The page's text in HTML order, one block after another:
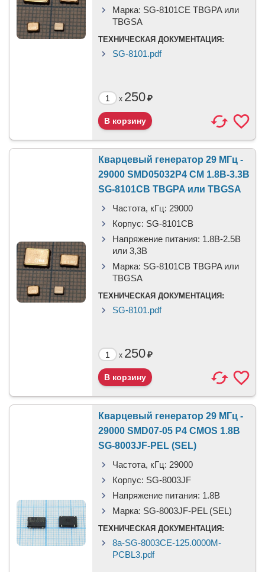
Марка: SG-8101CE TBGPA или
TBGSA
ТЕХНИЧЕСКАЯ ДОКУМЕНТАЦИЯ:
SG-8101.pdf
x 250₽
Кварцевый генератор 29 МГц -
29000 SMD05032P4 CM 1.8В-3.3В
SG-8101CB TBGPA или TBGSA
Частота, кГц: 29000
Корпус: SG-8101CB
Напряжение питания: 1.8В-2.5B
или 3,3B
Марка: SG-8101CB TBGPA или
TBGSA
ТЕХНИЧЕСКАЯ ДОКУМЕНТАЦИЯ:
SG-8101.pdf
x 250₽
Кварцевый генератор 29 МГц -
29000 SMD07-05 P4 CMOS 1.8В
SG-8003JF-PEL (SEL)
Частота, кГц: 29000
Корпус: SG-8003JF
Напряжение питания: 1.8В
Марка: SG-8003JF-PEL (SEL)
ТЕХНИЧЕСКАЯ ДОКУМЕНТАЦИЯ:
8a-SG-8003CE-125.0000M-
PCBL3.pdf